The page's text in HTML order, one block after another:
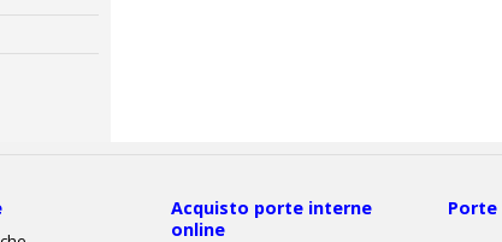
Acquisto porte interne
online
Porte